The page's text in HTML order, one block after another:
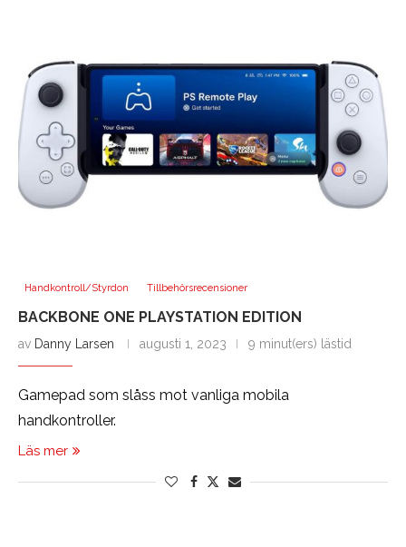
Handkontroll/Styrdon Tillbehörsrecensioner
BACKBONE ONE PLAYSTATION EDITION
av Danny Larsen augusti 1, 2023 9 minut(ers) lästid
Gamepad som slåss mot vanliga mobila
handkontroller.
Läs mer